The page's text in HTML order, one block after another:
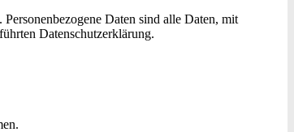
Daten sind alle Daten, mit
Datenschutzerklärung.